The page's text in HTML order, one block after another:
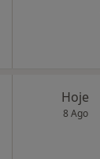
Hoje
8 Ago